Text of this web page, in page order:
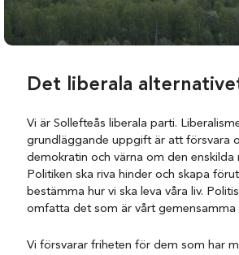
Det liberala
Vi är Sollefteås liberala parti.
grundläggande uppgift är att försvara
demokratin och värna om den enskilda
Politiken ska riva hinder och skapa
bestämma hur vi ska leva våra liv.
omfatta det som är vårt gemensamma
Vi försvarar friheten för dem som har